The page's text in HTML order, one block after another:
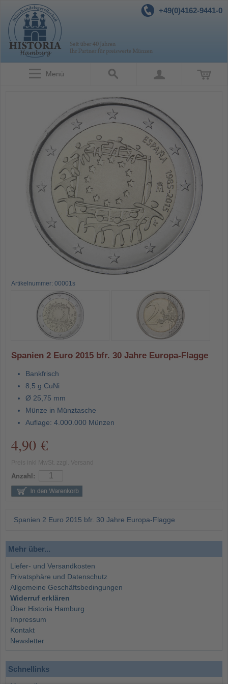
+49(0)4162-9441-0
Menü
Artikelnummer: 00001s
Spanien 2 Euro 2015 bfr. 30 Jahre Europa-Flagge
Bankfrisch
8,5 g CuNi
Ø 25,75 mm
Münze in Münztasche
Auflage: 4.000.000 Münzen
4,90 €
Anzahl:
Spanien 2 Euro 2015 bfr. 30 Jahre Europa-Flagge
Mehr über...
Liefer- und Versandkosten
Privatsphäre und Datenschutz
Allgemeine Geschäftsbedingungen
Widerruf erklären
Über Historia Hamburg
Impressum
Kontakt
Newsletter
Schnellinks